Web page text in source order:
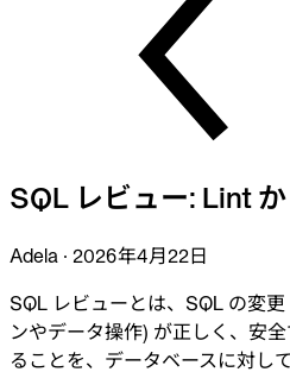
ドキュメント
はじめ
SQL レビュー: Lint
Adela · 2026年4月22日
SQL レビューとは、SQL の変
ンやデータ操作) が正しく、安
ることを、データベースに対し